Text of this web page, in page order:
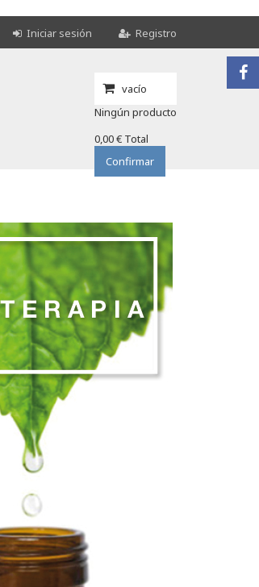
Iniciar sesión
Registro
vacío
Ningún producto
0,00 € Total
Confirmar